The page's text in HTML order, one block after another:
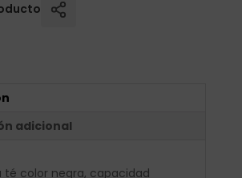
adicional
té color negra, capacidad